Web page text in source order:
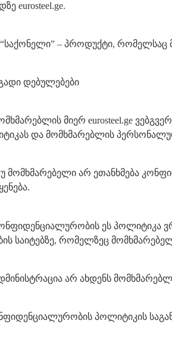
eurosteel.ge.
“საქონელი” – პროდუქტი, რომელსაც
დებულებები
მიერ eurosteel.ge
და მომხმარებლის
მომხმარებელი არ ეთანხმება
ეს პოლიტიკა
საიტებზე, რომელზეც
არ ახდენს
პოლიტიკის